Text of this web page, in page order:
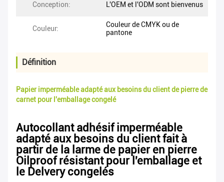
Conception: L'OEM et l'ODM sont bienvenus
Couleur:
Couleur de CMYK ou de
pantone
Définition
Papier imperméable adapté aux besoins du client de pierre de
carnet pour l'emballage congelé
Autocollant adhésif imperméable
adapté aux besoins du client fait à
partir de la larme de papier en pierre
Oilproof résistant pour l'emballage et
le Delvery congelés